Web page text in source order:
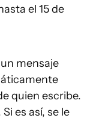
el 15 de
mensaje
quien escribe.
es así, se le